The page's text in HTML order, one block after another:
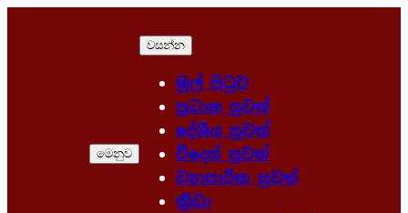
මෙනුව
වසන්න
මුල් පිටුව
ප්‍රධාන පුවත්
දේශීය පුවත්
විදෙස් පුවත්
ව්‍යාපාරික පුවත්
ක්‍රීඩා